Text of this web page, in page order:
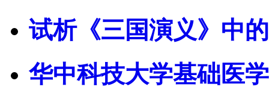
试析《三国演义》中
华中科技大学基础医